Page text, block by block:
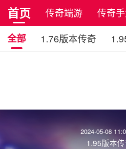
首页 传奇端游 传奇
全部
1.76版本传奇
2024-05-08
1.95版本